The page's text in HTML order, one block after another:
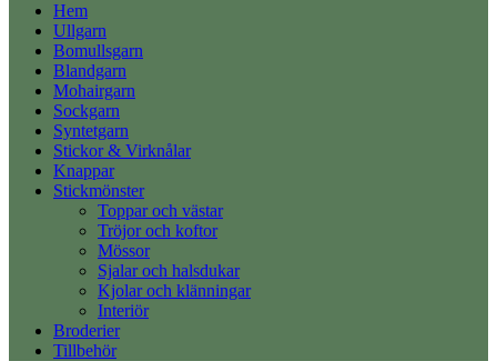
Hem
Ullgarn
Bomullsgarn
Blandgarn
Mohairgarn
Sockgarn
Syntetgarn
Stickor & Virknålar
Knappar
Stickmönster
Toppar och västar
Tröjor och koftor
Mössor
Sjalar och halsdukar
Kjolar och klänningar
Interiör
Broderier
Tillbehör